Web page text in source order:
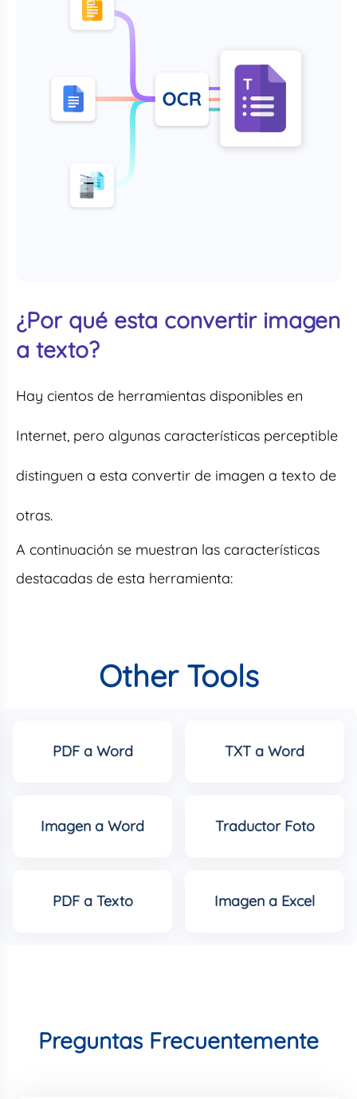
¿Por qué esta convertir imagen
a texto?
Hay cientos de herramientas disponibles en
Internet, pero algunas características perceptible
distinguen a esta convertir de imagen a texto de
otras.
A continuación se muestran las características
destacadas de esta herramienta:
Other Tools
PDF a Word TXT a Word
Imagen a Word Traductor Foto
PDF a Texto Imagen a Excel
Preguntas Frecuentemente